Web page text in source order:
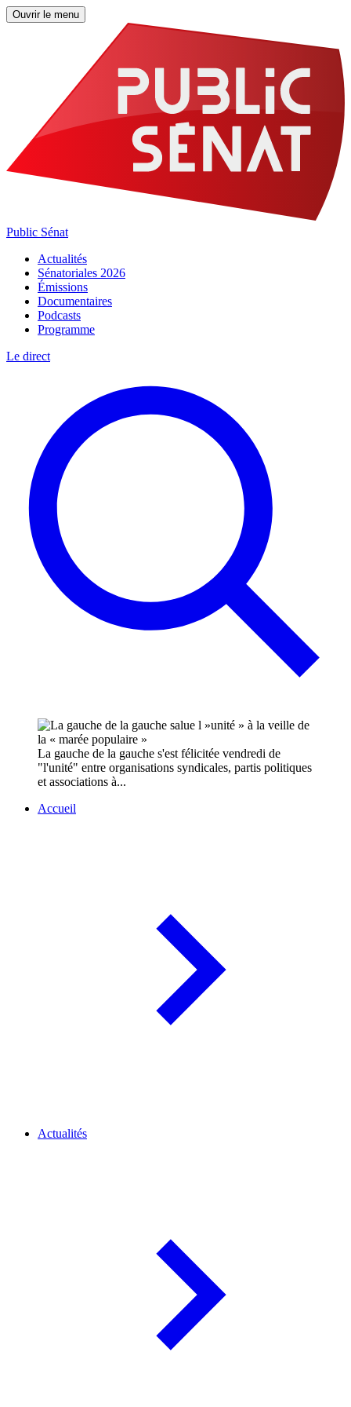
Ouvrir le menu
Public Sénat
Actualités
Sénatoriales 2026
Émissions
Documentaires
Podcasts
Programme
Le direct
La gauche de la gauche s'est félicitée vendredi de
"l'unité" entre organisations syndicales, partis politiques
et associations à...
Accueil
Actualités